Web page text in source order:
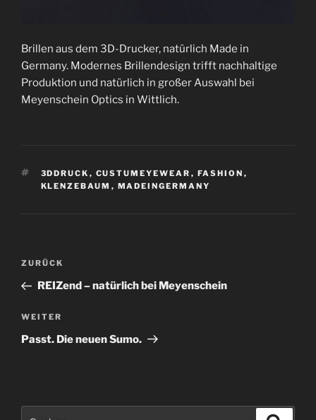
Brillen aus dem 3D-Drucker, natürlich Made in
Germany. Modernes Brillendesign trifft nachhaltige
Produktion und natürlich in großer Auswahl bei
Meyenschein Optics in Wittlich.
SCHLAGWÖRTER
3DDRUCK , CUSTUMEYEWEAR , FASHION ,
KLENZEBAUM , MADEINGERMANY
Beitragsnavigation
Vorheriger
Beitrag
ZURÜCK
REIZend – natürlich bei Meyenschein
Nächster
Beitrag
WEITER
Passt. Die neuen Sumo.